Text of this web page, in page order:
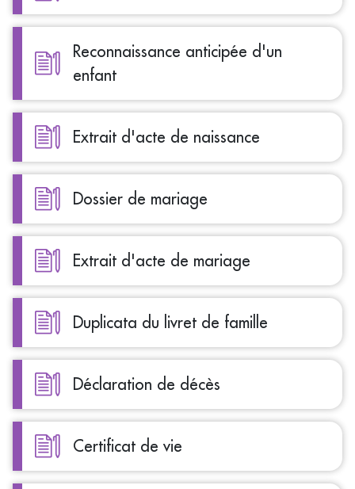
Reconnaissance anticipée d'un
enfant
Extrait d'acte de naissance
Dossier de mariage
Extrait d'acte de mariage
Duplicata du livret de famille
Déclaration de décès
Certificat de vie